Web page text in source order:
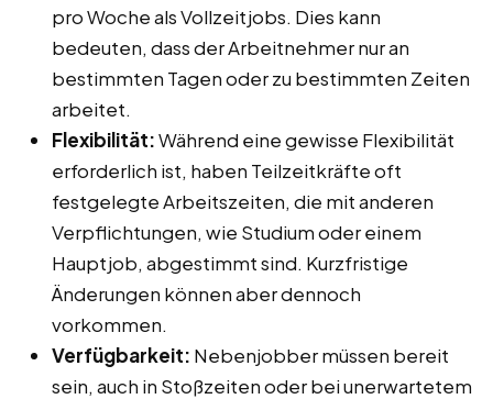
pro Woche als Vollzeitjobs. Dies kann
bedeuten, dass der Arbeitnehmer nur an
bestimmten Tagen oder zu bestimmten Zeiten
arbeitet.
Flexibilität:Während eine gewisse Flexibilität
erforderlich ist, haben Teilzeitkräfte oft
festgelegte Arbeitszeiten, die mit anderen
Verpflichtungen, wie Studium oder einem
Hauptjob, abgestimmt sind. Kurzfristige
Änderungen können aber dennoch
vorkommen.
Verfügbarkeit: Nebenjobber müssen bereit
sein, auch in Stoßzeiten oder bei unerwartetem